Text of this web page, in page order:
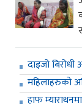
दाइजो
महिलाहरुको
हाफ